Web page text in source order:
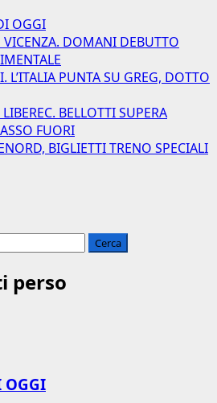
OGGI
VICENZA. DOMANI DEBUTTO
L’ITALIA PUNTA SU GREG, DOTTO
BELLOTTI SUPERA
FUORI
BIGLIETTI TRENO SPECIALI
perso
OGGI